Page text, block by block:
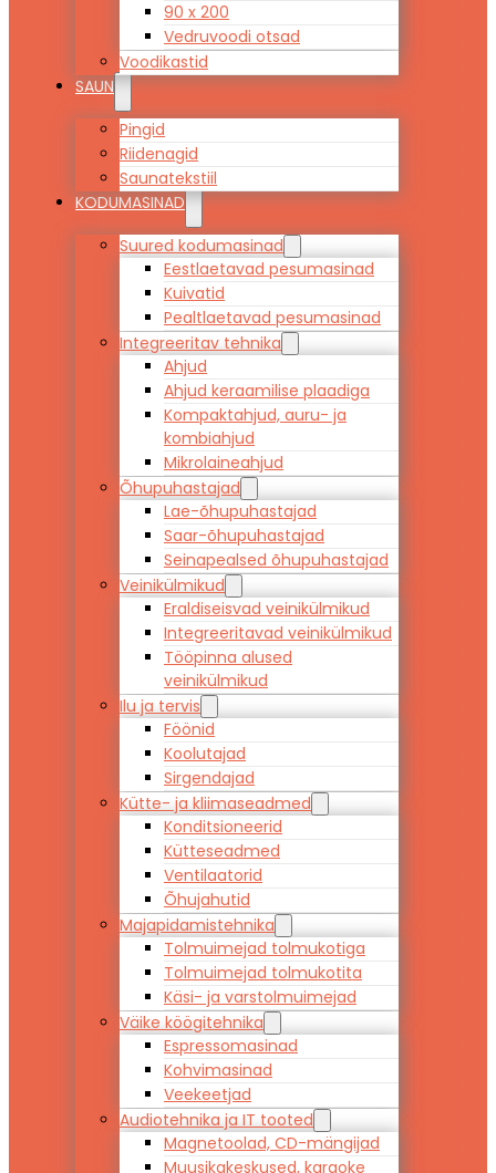
90 x 200
Vedruvoodi otsad
Voodikastid
SAUN
Pingid
Riidenagid
Saunatekstiil
KODUMASINAD
Suured kodumasinad
Eestlaetavad pesumasinad
Kuivatid
Pealtlaetavad pesumasinad
Integreeritav tehnika
Ahjud
Ahjud keraamilise plaadiga
Kompaktahjud, auru- ja
kombiahjud
Mikrolaineahjud
Õhupuhastajad
Lae-õhupuhastajad
Saar-õhupuhastajad
Seinapealsed õhupuhastajad
Veinikülmikud
Eraldiseisvad veinikülmikud
Integreeritavad veinikülmikud
Tööpinna alused
veinikülmikud
Ilu ja tervis
Föönid
Koolutajad
Sirgendajad
Kütte- ja kliimaseadmed
Konditsioneerid
Kütteseadmed
Ventilaatorid
Õhujahutid
Majapidamistehnika
Tolmuimejad tolmukotiga
Tolmuimejad tolmukotita
Käsi- ja varstolmuimejad
Väike köögitehnika
Espressomasinad
Kohvimasinad
Veekeetjad
Audiotehnika ja IT tooted
Magnetoolad, CD-mängijad
Muusikakeskused, karaoke